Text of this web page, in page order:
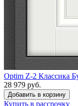
Optim Z-2 Классика
28 979 руб.
Купить в рассрочку